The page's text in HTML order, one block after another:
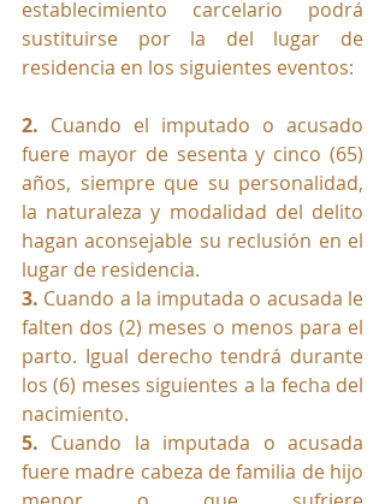
establecimiento carcelario podrá
sustituirse por la del lugar de
residencia en los siguientes eventos:
2. Cuando el imputado o acusado
fuere mayor de sesenta y cinco (65)
años, siempre que su personalidad,
la naturaleza y modalidad del delito
hagan aconsejable su reclusión en el
lugar de residencia.
3. Cuando a la imputada o acusada le
falten dos (2) meses o menos para el
parto. Igual derecho tendrá durante
los (6) meses siguientes a la fecha del
nacimiento.
5. Cuando la imputada o acusada
fuere madre cabeza de familia de hijo